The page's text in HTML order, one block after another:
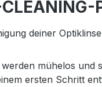
deiner
mühelos
ersten Schritt